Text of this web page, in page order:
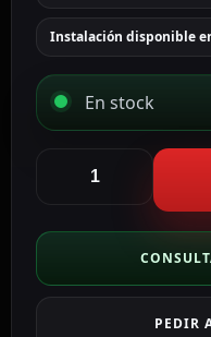
Instalación disponible
En stock
Repuesto
videoportero
embellecedora
para
PEDIR